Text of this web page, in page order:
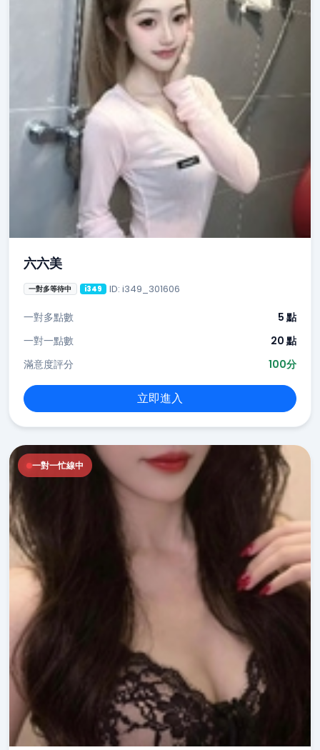
六六美
一對多等待中 i349 ID: i349_301606
一對多點數
5 點
一對一點數
20 點
滿意度評分
100分
立即進入
一對一忙線中